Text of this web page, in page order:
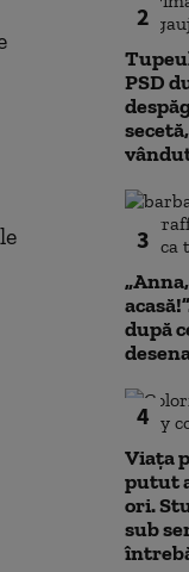
2
PSD
3
după
4
Viața
putut
ori.
sub